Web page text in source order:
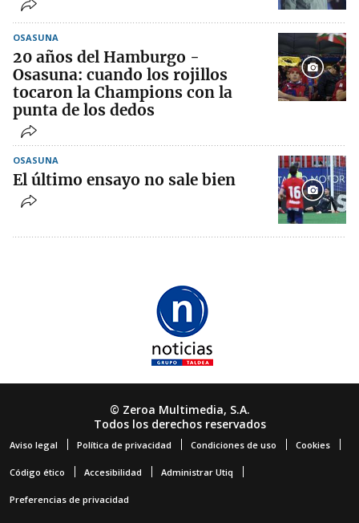
OSASUNA
20 años del Hamburgo -
Osasuna: cuando los rojillos
tocaron la Champions con la
punta de los dedos
OSASUNA
El último ensayo no sale bien
© Zeroa Multimedia, S.A.
Todos los derechos reservados
Aviso legal Política de privacidad Condiciones de uso Cookies
Código ético Accesibilidad Administrar Utiq
Preferencias de privacidad